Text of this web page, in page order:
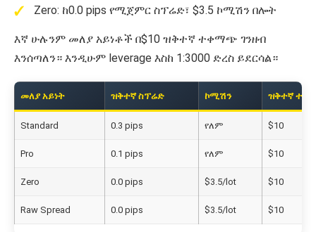
Zero: ከ0.0 pips የሚጀምር ስፕሬድ፣ $3.5 ኮሚሽን በሎት
እኛ ሁሉንም መለያ አይነቶች በ$10 ዝቅተኛ ተቀማጭ ገንዘብ
እንሰጣለን። እንዲሁም leverage እስከ 1:3000 ድረስ ይደርሳል።
መለያ አይነት ዝቅተኛ ስፕሬድ ኮሚሽን ዝቅተኛ
Standard 0.3 pips የለም $10
Pro 0.1 pips የለም $10
Zero 0.0 pips $3.5/lot $10
Raw Spread 0.0 pips $3.5/lot $10